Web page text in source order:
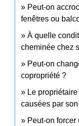
Peut-on
fenêtres ou
À quelle
cheminée chez
Peut-on
copropriété ?
Le
causées par
Peut-on